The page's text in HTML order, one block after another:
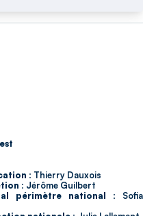
: Thierry Dauxois
: Jérôme Guilbert
périmètre national : Sofia